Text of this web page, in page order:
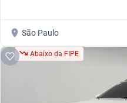
São Paulo
Abaixo da FIPE